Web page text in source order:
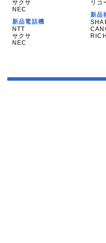
サクサ
NEC
新品電話機
NTT
サクサ
NEC
リコ
新品